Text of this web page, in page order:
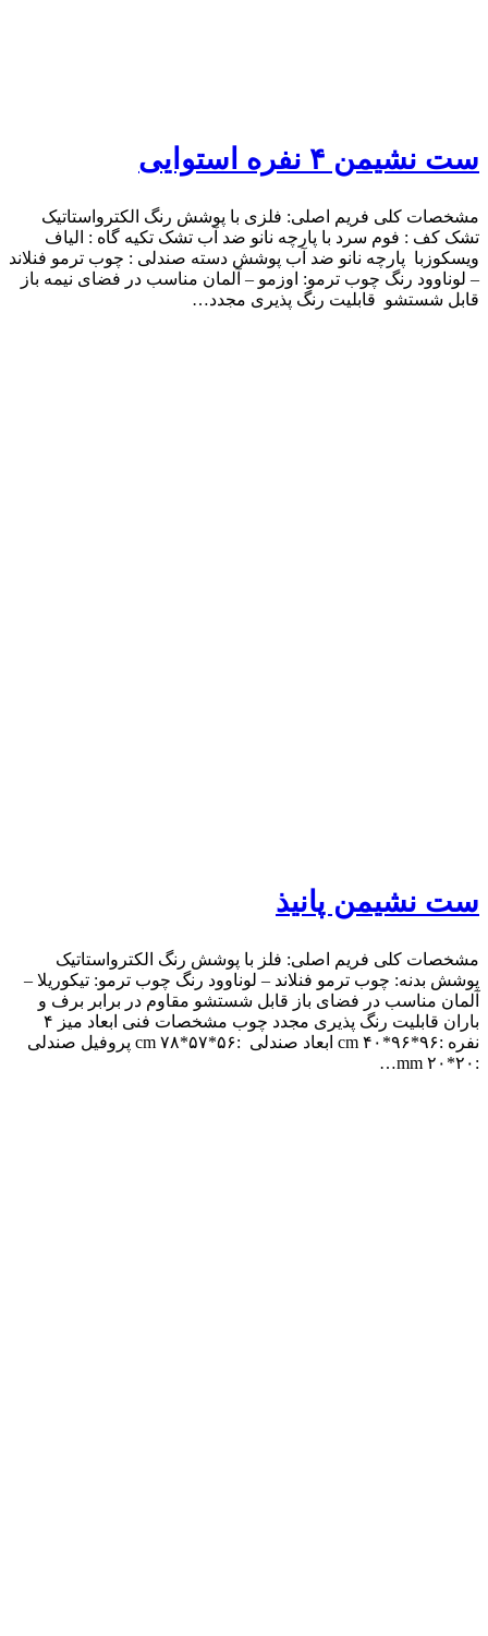
ست نشیمن ۴ نفره استوایی
مشخصات کلی فریم اصلی: فلزی با پوشش رنگ الکترواستاتیک
تشک کف : فوم سرد با پارچه نانو ضد آب تشک تکیه گاه : الیاف
ویسکوزبا پارچه نانو ضد آب پوشش دسته صندلی : چوب ترمو فنلاند
– لوناوود رنگ چوب ترمو: اوزمو – آلمان مناسب در فضای نیمه باز
قابل شستشو قابلیت رنگ پذیری مجدد…
ست نشیمن پانیذ
مشخصات کلی فریم اصلی: فلز با پوشش رنگ الکترواستاتیک
پوشش بدنه: چوب ترمو فنلاند – لوناوود رنگ چوب ترمو: تیکوریلا –
آلمان مناسب در فضای باز قابل شستشو مقاوم در برابر برف و
باران قابلیت رنگ پذیری مجدد چوب مشخصات فنی ابعاد میز ۴
نفره :۹۶*۹۶*۴۰ cm ابعاد صندلی :۵۶*۵۷*۷۸ cm پروفیل صندلی
:۲۰*۲۰ mm…